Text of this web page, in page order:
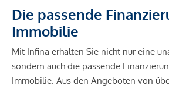
Die passende
Immobilie
Mit Infina erhalten Sie nicht nur eine
sondern auch die passende
Immobilie. Aus den Angeboten von